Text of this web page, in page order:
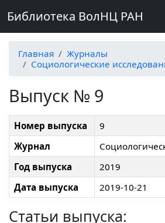
Библиотека ВолНЦ РАН
Главная
Журналы
Социологические
Выпуск № 9
Номер выпуска
9
Журнал
Год выпуска
2019
Дата выпуска
2019-10-21
Статьи выпуска: